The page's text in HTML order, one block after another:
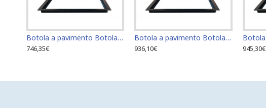
Botola a pavimento Botola di accesso Botola di ispezione 60 cm x 60 cm
746,35€
Botola a pavimento Botola di accesso Botola di ispezione 60 cm x 70 cm "H"
936,10€ 945,30€